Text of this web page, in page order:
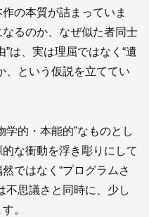
の本質が詰まっていま
るのか、なぜ似た者同士
は、実は理屈ではなく“遺
、という仮説を立ててい
学的・本能的”なものとし
な衝動を浮き彫りにして
ではなく“プログラムさ
不思議さと同時に、少し
。